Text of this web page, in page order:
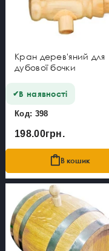
Кран дерев'яний для
дубової бочки
В наявності
Код: 398
198.00грн.
В кошик